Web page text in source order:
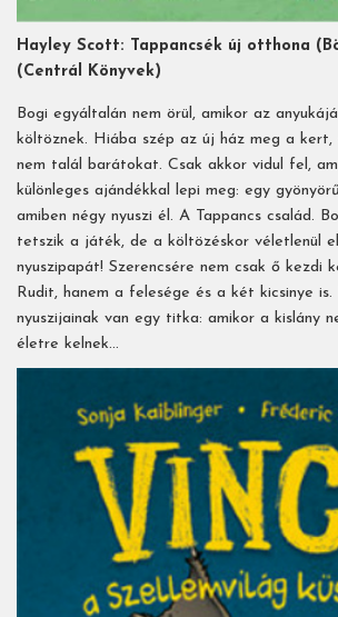
Hayley Scott: Tappancsék új otthona
(Centrál Könyvek)
Bogi egyáltalán nem örül, amikor az
költöznek. Hiába szép az új ház meg a kert,
nem talál barátokat. Csak akkor vidul fel,
különleges ajándékkal lepi meg: egy
amiben négy nyuszi él. A Tappancs család.
tetszik a játék, de a költözéskor véletlenül
nyuszipapát! Szerencsére nem csak ő kezdi
Rudit, hanem a felesége és a két kicsinye
nyuszijainak van egy titka: amikor a kislány
életre kelnek…